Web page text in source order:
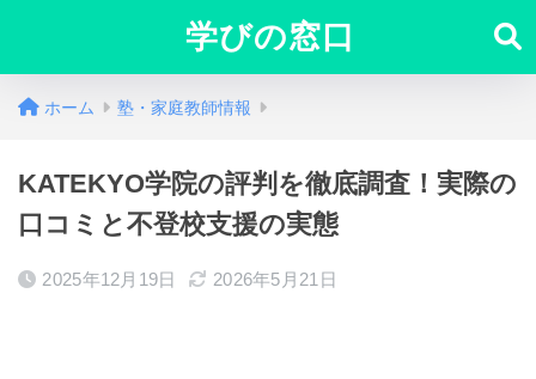
学びの窓口
ホーム 塾・家庭教師情報
KATEKYO学院の評判を徹底調査！実際の
口コミと不登校支援の実態
2025年12月19日 2026年5月21日